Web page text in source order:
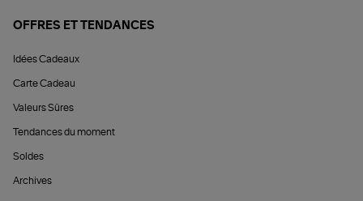
OFFRES ET TENDANCES
Idées Cadeaux
Carte Cadeau
Valeurs Sûres
Tendances du moment
Soldes
Archives